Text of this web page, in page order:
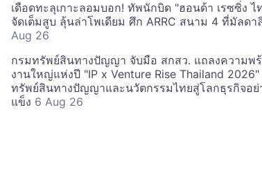
เดือดทะลุเกาะลอมบอก! ทัพนักบิด "ฮอนด้า เรซซิ่ง ไ
จัดเต็มสูบ ลุ้นล่าโพเดียม ศึก ARRC สนาม 4 ที่มัลดา
Aug 26
กรมทรัพย์สินทางปัญญา จับมือ สกสว. แถลงความพ
งานใหญ่แห่งปี "IP x Venture Rise Thailand
ทรัพย์สินทางปัญญาและนวัตกรรมไทยสู่โลกธุรกิจอย่
แข็ง 6 Aug 26